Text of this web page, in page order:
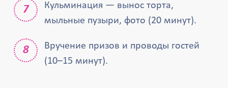
Кульминация — вынос торта,
мыльные пузыри, фото (20 минут).
Вручение призов и проводы гостей
(10–15 минут).